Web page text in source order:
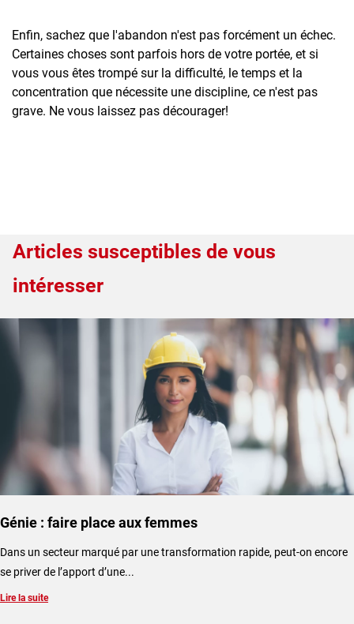
Enfin, sachez que l'abandon n'est pas forcément un échec.
Certaines choses sont parfois hors de votre portée, et si
vous vous êtes trompé sur la difficulté, le temps et la
concentration que nécessite une discipline, ce n'est pas
grave. Ne vous laissez pas décourager!
Articles susceptibles de vous
intéresser
Génie : faire place aux femmes
Dans un secteur marqué par une transformation rapide, peut-on encore
se priver de l’apport d’une...
Lire la suite